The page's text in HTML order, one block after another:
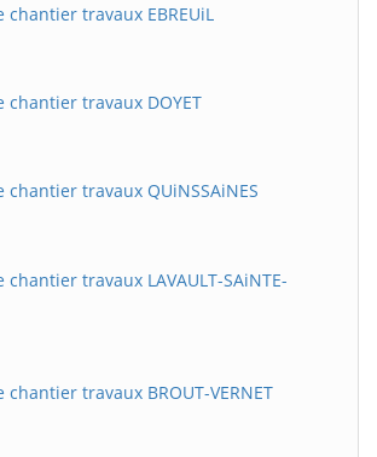
chantier travaux EBREUiL
chantier travaux DOYET
chantier travaux QUiNSSAiNES
chantier travaux LAVAULT-SAiNTE-
chantier travaux BROUT-VERNET